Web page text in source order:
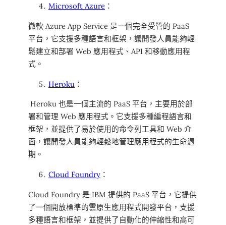
Microsoft Azure ：
微軟 Azure App Service 是一個完全受管的 PaaS
平台，它支援多種語言和框架，讓開發人員能夠輕
鬆建立和部署 Web 應用程式、API 和移動應用程
式。
Heroku ：
Heroku 也是一個主流的 PaaS 平台，主要用於部
署和管理 Web 應用程式。它支援多種編程語言和
框架，並提供了易於使用的命令列工具和 Web 介
面，讓開發人員能夠輕鬆地管理應用程式的生命週
期。
Cloud Foundry ：
Cloud Foundry 是 IBM 提供的 PaaS 平台，它提供
了一個開放標準的雲原生應用程式開發平台，支援
多種語言和框架，並提供了自動化的伸縮性和高可